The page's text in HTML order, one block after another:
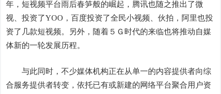
年，短视频平台雨后春笋般的崛起，腾讯也随之推出了微
视、投资了YOO，百度投资了全民小视频、伙拍，阿里也投
资了几款短视频。另外，随着５Ｇ时代的来临也将推动自媒
体新的一轮发展历程。
与此同时，不少媒体机构正在从单一的内容提供者向综
合服务提供者转变，依托已有或新建的网络平台聚合用户资